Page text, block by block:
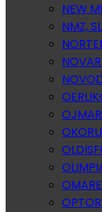
NEW
NMZ,
OJMAR
OMARE